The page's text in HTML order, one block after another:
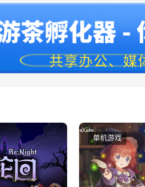
单机游戏